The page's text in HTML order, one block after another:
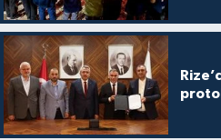
Hakkari Müftülüğü
Hatay Müftülüğü
Iğdır Müftülüğü